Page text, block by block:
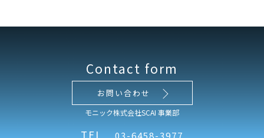
Contact form
お問い合わせ
モニック株式会社SCAI 事業部
TEL